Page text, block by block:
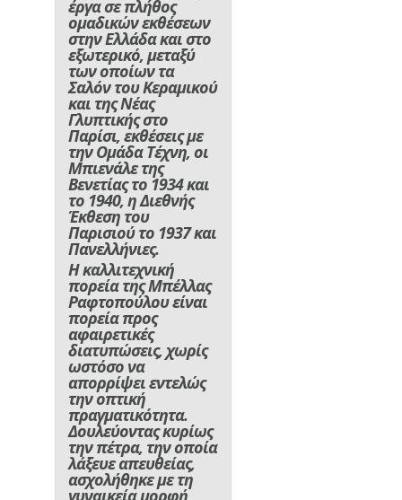
έργα σε πλήθος
ομαδικών εκθέσεων
στην Ελλάδα και στο
εξωτερικό, μεταξύ
των οποίων τα
Σαλόν του Κεραμικού
και της Νέας
Γλυπτικής στο
Παρίσι, εκθέσεις με
την Ομάδα Τέχνη, οι
Μπιενάλε της
Βενετίας το 1934 και
το 1940, η Διεθνής
Έκθεση του
Παρισιού το 1937 και
Πανελλήνιες.
Η καλλιτεχνική
πορεία της Μπέλλας
Ραφτοπούλου είναι
πορεία προς
αφαιρετικές
διατυπώσεις, χωρίς
ωστόσο να
απορρίψει εντελώς
την οπτική
πραγματικότητα.
Δουλεύοντας κυρίως
την πέτρα, την οποία
λάξευε απευθείας,
ασχολήθηκε με τη
γυναικεία μορφή,